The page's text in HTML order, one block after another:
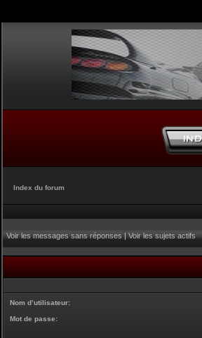
Index du forum
Voir les messages sans réponses|Voir les sujets actifs
Nom d’utilisateur:
Mot de passe: